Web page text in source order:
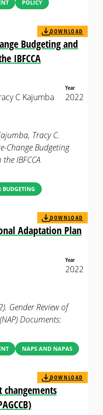
POLICY
Budgeting and
IBFCCA
DOWNLOAD
C Kajumba
Year
2022
Tracy C.
Change Budgeting
IBFCCA
BUDGETING
Adaptation Plan
DOWNLOAD
Year
2022
Gender Review of
Documents:
NAPS AND NAPAS
changements
DOWNLOAD